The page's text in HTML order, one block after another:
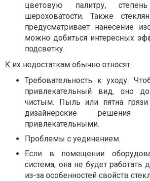
цветовую палитру,
шероховатости. Также
предусматривает нанесение
можно добиться интересных
подсветку.
К их недостаткам обычно относят:
Требовательность к уходу.
привлекательный вид, оно
чистым. Пыль или пятна
дизайнерские
привлекательными.
Проблемы с уединением.
Если в помещении
система, она не будет
из-за особенностей свойств